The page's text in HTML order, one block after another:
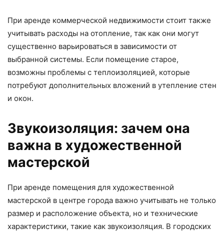
При аренде коммерческой недвижимости стоит также
учитывать расходы на отопление, так как они могут
существенно варьироваться в зависимости от
выбранной системы. Если помещение старое,
возможны проблемы с теплоизоляцией, которые
потребуют дополнительных вложений в утепление стен
и окон.
Звукоизоляция: зачем она
важна в художественной
мастерской
При аренде помещения для художественной
мастерской в центре города важно учитывать не только
размер и расположение объекта, но и технические
характеристики, такие как звукоизоляция. В городских